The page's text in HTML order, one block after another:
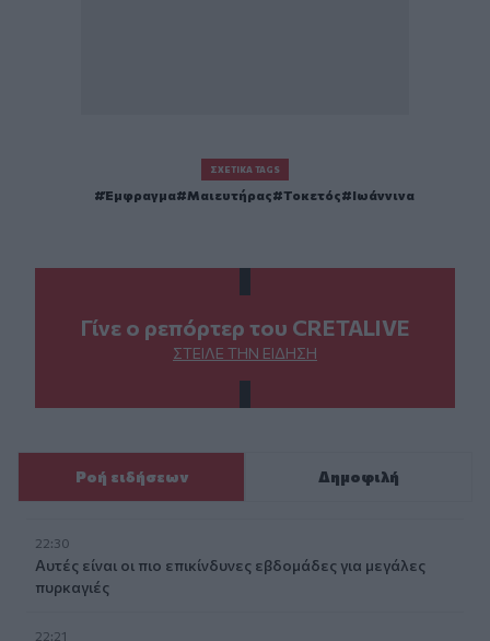
ΣΧΕΤΙΚΆ TAGS
Έμφραγμα Μαιευτήρας Τοκετός Ιωάννινα
Γίνε ο ρεπόρτερ του CRETALIVE
ΣΤΕΊΛΕ ΤΗΝ ΕΊΔΗΣΗ
Ροή ειδήσεων Δημοφιλή
22:30
Αυτές είναι οι πιο επικίνδυνες εβδομάδες για μεγάλες
πυρκαγιές
22:21